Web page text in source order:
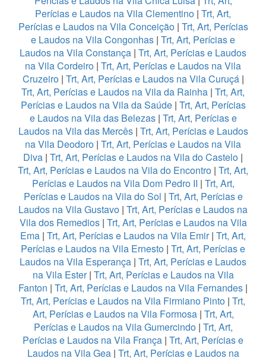
Perícias e Laudos na Vila Clementino | Trt, Art,
Perícias e Laudos na Vila Conceição| Trt, Art, Perícias
e Laudos na Vila Congonhas | Trt, Art, Perícias e
Laudos na Vila Constança | Trt, Art, Perícias e Laudos
na Vila Cordeiro | Trt, Art, Perícias e Laudos na Vila
Cruzeiro | Trt, Art, Perícias e Laudos na Vila Curuçá |
Trt, Art, Perícias e Laudos na Vila da Rainha | Trt, Art,
Perícias e Laudos na Vila da Saúde| Trt, Art, Perícias
e Laudos na Vila das Belezas| Trt, Art, Perícias e
Laudos na Vila das Mercês| Trt, Art, Perícias e Laudos
na Vila Deodoro | Trt, Art, Perícias e Laudos na Vila
Diva | Trt, Art, Perícias e Laudos na Vila do Castelo |
Trt, Art, Perícias e Laudos na Vila do Encontro | Trt, Art,
Perícias e Laudos na Vila Dom Pedro II | Trt, Art,
Perícias e Laudos na Vila do Sol | Trt, Art, Perícias e
Laudos na Vila Gustavo | Trt, Art, Perícias e Laudos na
Vila dos Remedios| Trt, Art, Perícias e Laudos na Vila
Ema | Trt, Art, Perícias e Laudos na Vila Emir| Trt, Art,
Perícias e Laudos na Vila Ernesto | Trt, Art, Perícias e
Laudos na Vila Esperança | Trt, Art, Perícias e Laudos
na Vila Ester| Trt, Art, Perícias e Laudos na Vila
Fanton | Trt, Art, Perícias e Laudos na Vila Fernandes |
Trt, Art, Perícias e Laudos na Vila Firmiano Pinto | Trt,
Art, Perícias e Laudos na Vila Formosa| Trt, Art,
Perícias e Laudos na Vila Gumercindo| Trt, Art,
Perícias e Laudos na Vila França | Trt, Art, Perícias e
Laudos na Vila Gea| Trt, Art, Perícias e Laudos na